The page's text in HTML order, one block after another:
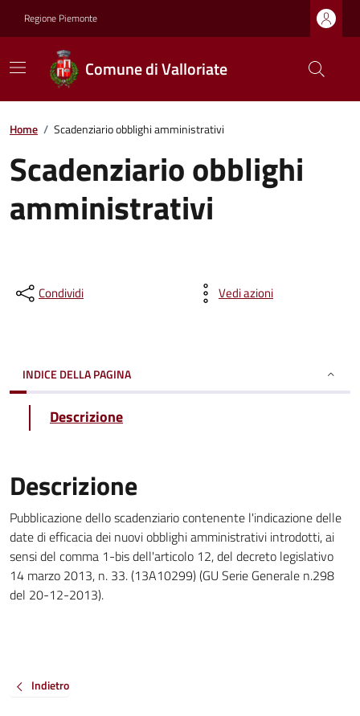
Regione Piemonte
Comune di Valloriate
Home / Scadenziario obblighi amministrativi
Scadenziario obblighi
amministrativi
Condividi Vedi azioni
INDICE DELLA PAGINA
Descrizione
Descrizione
Pubblicazione dello scadenziario contenente l'indicazione delle
date di efficacia dei nuovi obblighi amministrativi introdotti, ai
sensi del comma 1-bis dell'articolo 12, del decreto legislativo
14 marzo 2013, n. 33. (13A10299) (GU Serie Generale n.298
del 20-12-2013).
Indietro